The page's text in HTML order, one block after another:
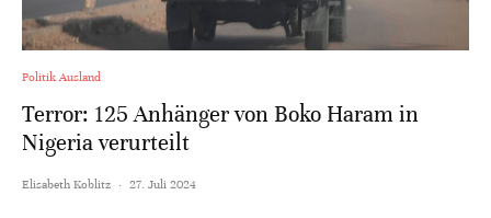
Politik Ausland
Terror: 125 Anhänger von Boko Haram in
Nigeria verurteilt
Elisabeth Koblitz · 27. Juli 2024